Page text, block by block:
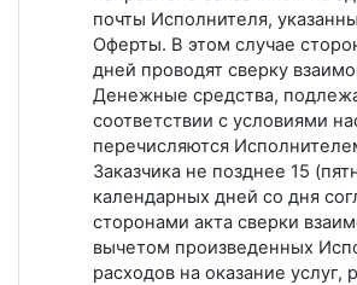
почты Исполнителя,
Оферты. В этом случае
дней проводят сверку
Денежные средства,
соответствии с условиями
перечисляются
Заказчика не позднее 15
календарных дней со дня
сторонами акта сверки
вычетом произведенных
расходов на оказание услуг,